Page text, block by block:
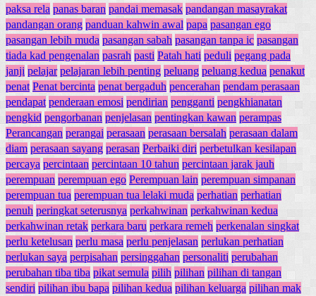
paksa rela panas baran pandai memasak pandangan masayrakat
pandangan orang panduan kahwin awal papa pasangan ego
pasangan lebih muda pasangan sabah pasangan tanpa ic pasangan
tiada kad pengenalan pasrah pasti Patah hati peduli pegang pada
janji pelajar pelajaran lebih penting peluang peluang kedua penakut
penat Penat bercinta penat bergaduh pencerahan pendam perasaan
pendapat penderaan emosi pendirian pengganti pengkhianatan
pengkid pengorbanan penjelasan pentingkan kawan perampas
Perancangan perangai perasaan perasaan bersalah perasaan dalam
diam perasaan sayang perasan Perbaiki diri perbetulkan kesilapan
percaya percintaan percintaan 10 tahun percintaan jarak jauh
perempuan perempuan ego Perempuan lain perempuan simpanan
perempuan tua perempuan tua lelaki muda perhatian perhatian
penuh peringkat seterusnya perkahwinan perkahwinan kedua
perkahwinan retak perkara baru perkara remeh perkenalan singkat
perlu ketelusan perlu masa perlu penjelasan perlukan perhatian
perlukan saya perpisahan persinggahan personaliti perubahan
perubahan tiba tiba pikat semula pilih pilihan pilihan di tangan
sendiri pilihan ibu bapa pilihan kedua pilihan keluarga pilihan mak